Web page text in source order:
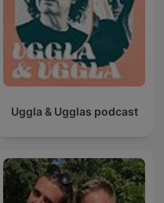
Uggla & Ugglas podcast